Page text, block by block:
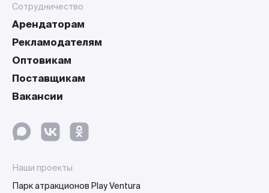
Сотрудничество
Арендаторам
Рекламодателям
Оптовикам
Поставщикам
Вакансии
Наши проекты
Парк атракционов Play Ventura